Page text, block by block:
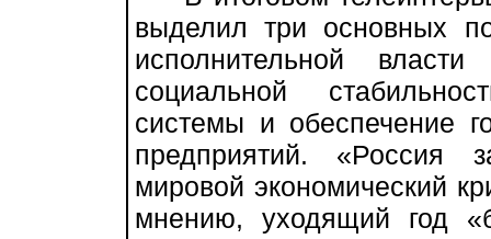
выделил три основных
исполнительной
социальной
системы и обеспечение
предприятий. «Россия
мировой экономический
мнению, уходящий год